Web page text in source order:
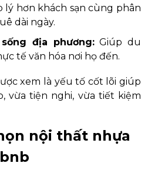
lý hơn khách sạn cùng phân
dài ngày.
địa phương:Giúp du
tế văn hóa nơi họ đến.
xem là yếu tố cốt lõi giúp
vừa tiện nghi, vừa tiết kiệm
nội thất nhựa